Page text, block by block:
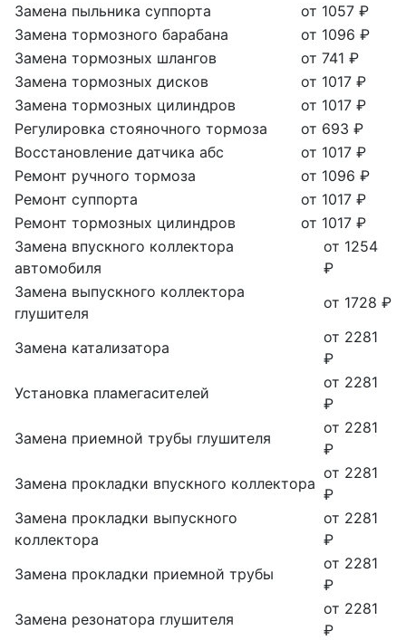
Замена пыльника суппорта
от 1057 ₽
Замена тормозного барабана
от 1096 ₽
Замена тормозных шлангов
от 741 ₽
Замена тормозных дисков
от 1017 ₽
Замена тормозных цилиндров
от 1017 ₽
Регулировка стояночного тормоза
от 693 ₽
Восстановление датчика абс
от 1017 ₽
Ремонт ручного тормоза
от 1096 ₽
Ремонт суппорта
от 1017 ₽
Ремонт тормозных цилиндров
от 1017 ₽
Замена впускного коллектора
автомобиля
от 1254
₽
Замена выпускного коллектора
глушителя
от 1728 ₽
Замена катализатора
от 2281
₽
Установка пламегасителей
от 2281
₽
Замена приемной трубы глушителя
от 2281
₽
Замена прокладки впускного коллектора
от 2281
₽
Замена прокладки выпускного
коллектора
от 2281
₽
Замена прокладки приемной трубы
от 2281
₽
Замена резонатора глушителя
от 2281
₽